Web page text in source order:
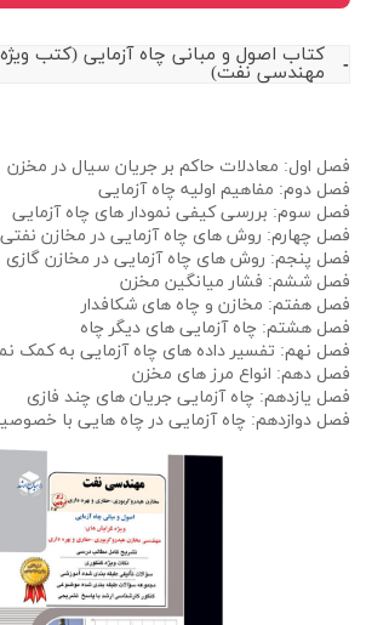
کتاب اصول و مبانی چاه آزمایی (کتب
مهندسی نفت)
فصل اول: معادلات حاکم بر جریان سیال در مخزن
فصل دوم: مفاهیم اولیه چاه آزمایی
فصل سوم: بررسی کیفی نمودار های چاه آزمایی
فصل چهارم: روش های چاه آزمایی در مخازن نفتی
فصل پنجم: روش های چاه آزمایی در مخازن گازی
فصل ششم: فشار میانگین مخزن
فصل هفتم: مخازن و چاه های شکافدار
فصل هشتم: چاه آزمایی های دیگر چاه
فصل نهم: تفسیر داده های چاه آزمایی به کمک
فصل دهم: انواع مرز های مخزن
فصل یازدهم: چاه آزمایی جریان های چند فازی
فصل دوازدهم: چاه آزمایی در چاه هایی با